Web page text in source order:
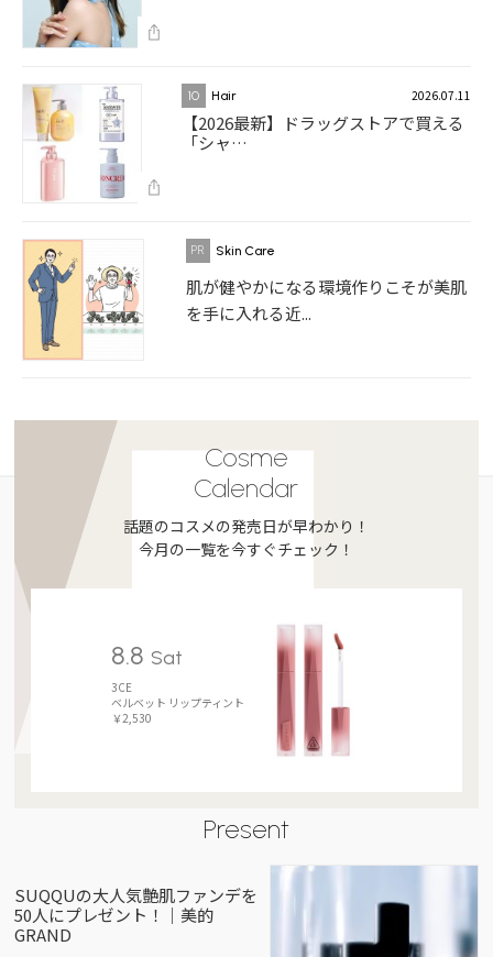
10 Hair 2026.07.11
【2026最新】ドラッグストアで買える
「シャ…
Skin Care
肌が健やかになる環境作りこそが美肌
を手に入れる近...
Cosme
Calendar
話題のコスメの発売日が早わかり！
今月の一覧を今すぐチェック！
8.8 Sat
3CE
ベルベット リップティント
￥2,530
Present
SUQQUの大人気艶肌ファンデを
50人にプレゼント！｜美的
GRAND